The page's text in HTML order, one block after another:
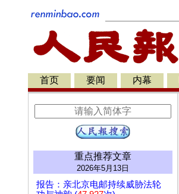
首页 要闻 内幕
重点推荐文章
2026年5月13日
报告：亲北京电邮持续威胁法轮